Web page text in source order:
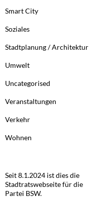
Smart City
Soziales
Stadtplanung / Architektur
Umwelt
Uncategorised
Veranstaltungen
Verkehr
Wohnen
Seit 8.1.2024 ist dies die
Stadtratswebseite für die
Partei BSW.